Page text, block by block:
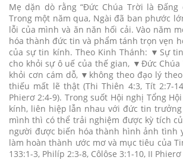
Mẹ dặn dò rằng “Đức Chúa Trời là
Trong một năm qua, Ngài đã ban phước
lỗi của mình và ăn năn hối cải. Vào năm
hóa thành đức tin và phẩm tánh trọn vẹn
của sự tin kính. Theo Kinh Thánh: ▼Sự
cho khỏi sự ô uế của thế gian, ▼Đức
khỏi cơn cám dỗ, ▼không theo đạo lý
thiếu mất lẽ thật (Thi Thiên 4:3, Tít 2:7-
Phierơ 2:4-9). Trong suốt Hội nghị Tổng
kính, liên hiệp lẫn nhau với đức tin
mình thì có thể trải nghiệm được kỳ tích
người được biến hóa thành hình ảnh tình
làm hoàn thành ước mơ và mục tiêu của
133:1-3, Philíp 2:3-8, Côlôse 3:1-10, II Phierơ